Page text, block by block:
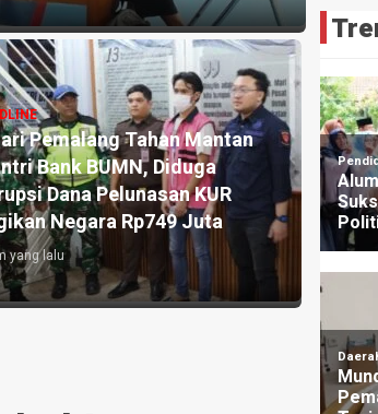
Jawa Tengah Terima
Akademik Mahasiswa
Syari’ah dan Hukum
Wonosobo
yang lalu 4 jam